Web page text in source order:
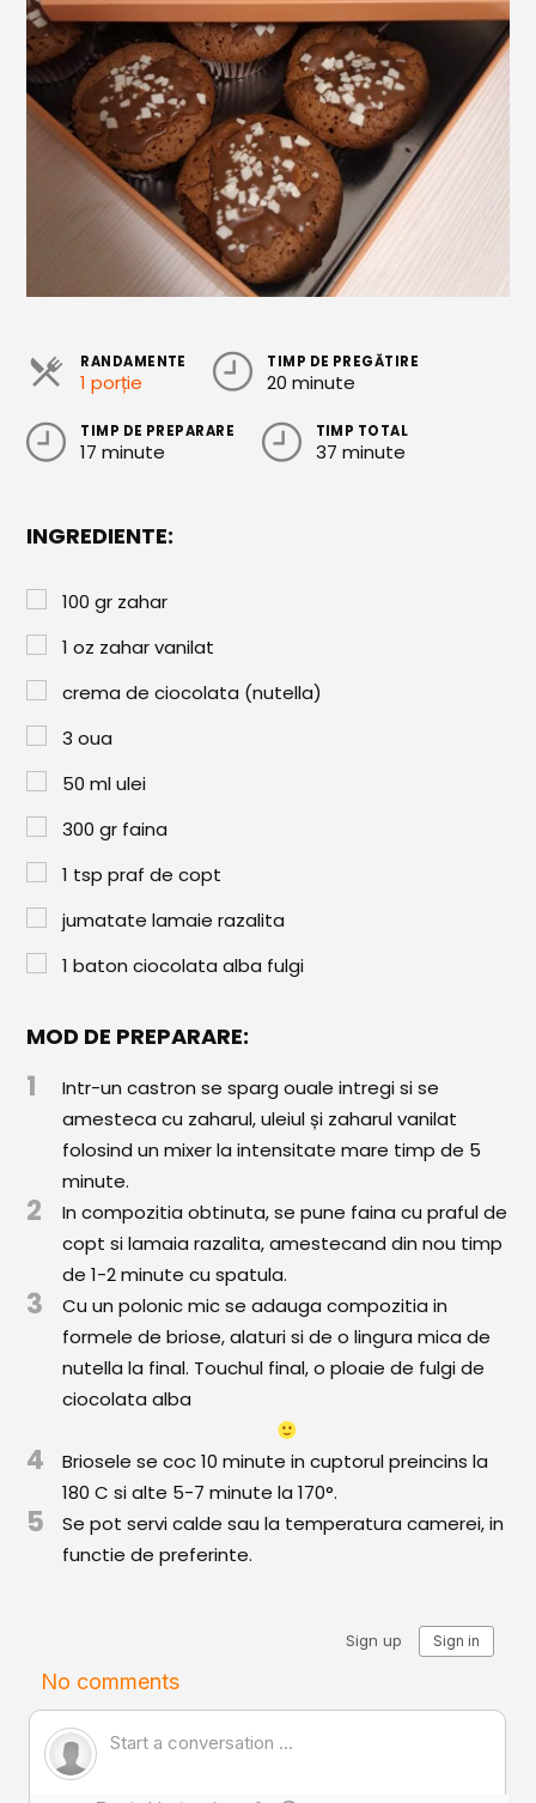
Biscuiți, Bomboane și
Fursecuri
Brioșe și Checuri
Budinci, Jeleuri și Sufleuri
Cheesecake
Cozonaci
Deserturi Sănătoase
Prăjituri
Conserve
Sirop / Compot
Sosuri și Condimente
Garnituri
Pâine
Paste & Risotto
Patiserie
Aluaturi Dulci
Aluaturi Sărate
Pizza
Rețete cu Carne
Sandwichuri și Wraps
Supe și Ciorbe
Rețete Video
Comunitatea
iCooking
Librărie
Cum adăugăm o rețetă
Regulament de postare
RANDAMENTE
1 porție
TIMP DE PREGĂTIRE
20 minute
TIMP DE PREPARARE
17 minute
TIMP TOTAL
37 minute
INGREDIENTE:
100 gr zahar
1 oz zahar vanilat
crema de ciocolata (nutella)
3 oua
50 ml ulei
300 gr faina
1 tsp praf de copt
jumatate lamaie razalita
1 baton ciocolata alba fulgi
MOD DE PREPARARE:
1
Intr-un castron se sparg ouale intregi si se
amesteca cu zaharul, uleiul și zaharul vanilat
folosind un mixer la intensitate mare timp de 5
minute.
2
In compozitia obtinuta, se pune faina cu praful de
copt si lamaia razalita, amestecand din nou timp
de 1-2 minute cu spatula.
3
Cu un polonic mic se adauga compozitia in
formele de briose, alaturi si de o lingura mica de
nutella la final. Touchul final, o ploaie de fulgi de
ciocolata alba
4
Briosele se coc 10 minute in cuptorul preincins la
180 C si alte 5-7 minute la 170°.
5
Se pot servi calde sau la temperatura camerei, in
functie de preferinte.